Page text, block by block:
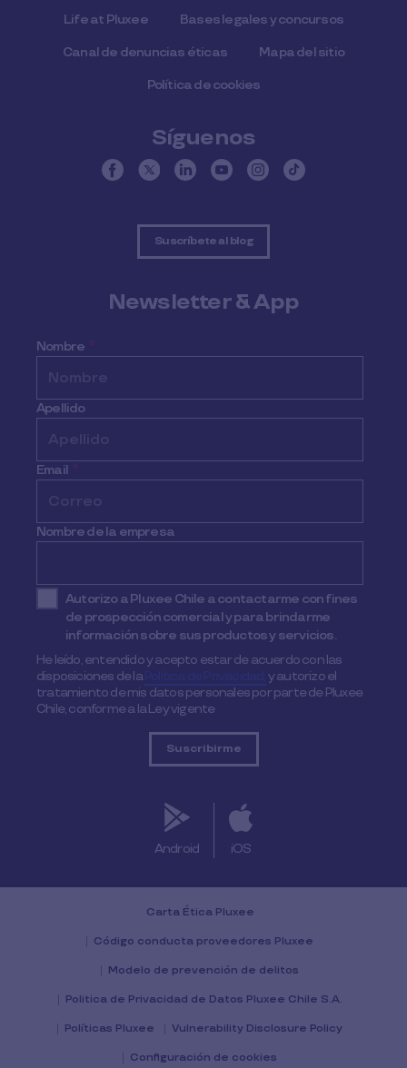
Life at Pluxee Bases legales y concursos
Canal de denuncias éticas Mapa del sitio
Política de cookies
Síguenos
Suscríbete al blog
Newsletter & App
Nombre *
Apellido
Email *
Nombre de la empresa
Autorizo a Pluxee Chile a contactarme con fines
de prospección comercial y para brindarme
información sobre sus productos y servicios.
He leído, entendido y acepto estar de acuerdo con las
disposiciones de laPolítica de Privacidad,y autorizo el
tratamiento de mis datos personales por parte de Pluxee
Chile, conforme a la Ley vigente
Android iOS
Carta Ética Pluxee
Código conducta proveedores Pluxee
Modelo de prevención de delitos
Politica de Privacidad de Datos Pluxee Chile S.A.
Políticas Pluxee Vulnerability Disclosure Policy
Configuración de cookies